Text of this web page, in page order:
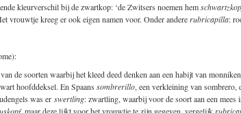
kleurverschil bij de zwartkop: ‘de Zwitsers noemen hem
vrouwtje kreeg er ook eigen namen voor. Onder andererubricapilla:
de soorten waarbij het kleed deed denken aan een habijt van
hoofddeksel. En Spaans sombrerillo, een verkleining van sombrero,
was er swertling: zwartling, waarbij voor de soort aan een